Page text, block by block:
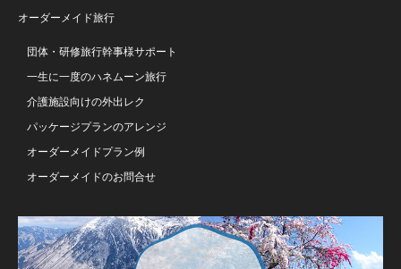
オーダーメイド旅行
団体・研修旅行幹事様サポート
一生に一度のハネムーン旅行
介護施設向けの外出レク
パッケージプランのアレンジ
オーダーメイドプラン例
オーダーメイドのお問合せ